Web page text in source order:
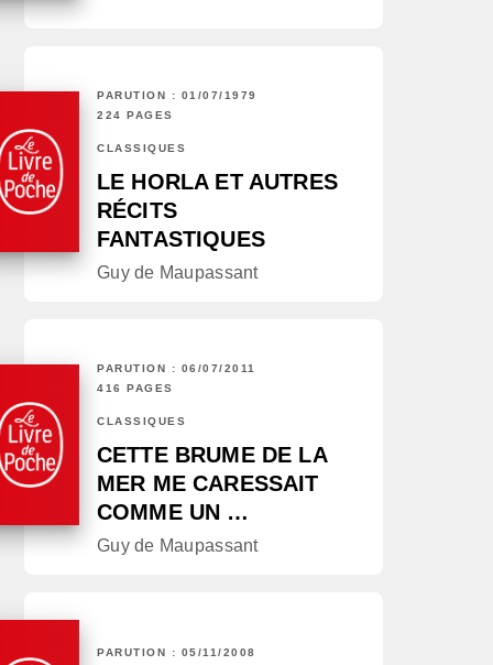
PARUTION : 01/07/1979
224 PAGES
CLASSIQUES
LE HORLA ET AUTRES
RÉCITS
FANTASTIQUES
Guy de Maupassant
PARUTION : 06/07/2011
416 PAGES
CLASSIQUES
CETTE BRUME DE LA
MER ME CARESSAIT
COMME UN …
Guy de Maupassant
PARUTION : 05/11/2008